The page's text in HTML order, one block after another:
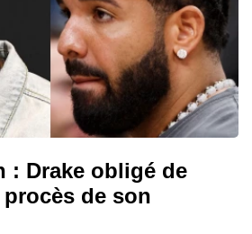
: Drake obligé de
de son